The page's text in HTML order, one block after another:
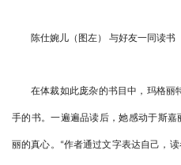
陈仕婉儿（图左） 与好友一同读书
在体裁如此庞杂的书目中，玛格丽
手的书。一遍遍品读后，她感动于斯
丽的真心。 “作者通过文字表达自己，读